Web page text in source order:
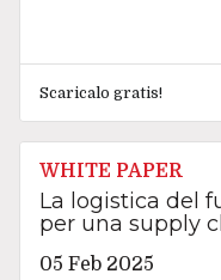
Scaricalo gratis!
WHITE PAPER
La logistica del
per una supply
05 Feb 2025